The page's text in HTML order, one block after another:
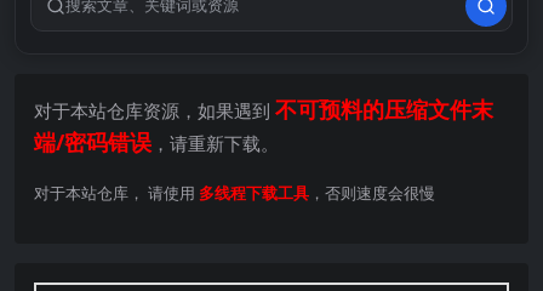
搜索关键词
对于本站仓库资源，如果遇到 不可预料的压缩文件末
端/密码错误 ，请重新下载。
对于本站仓库， 请使用 多线程下载工具 ，否则速度会很慢